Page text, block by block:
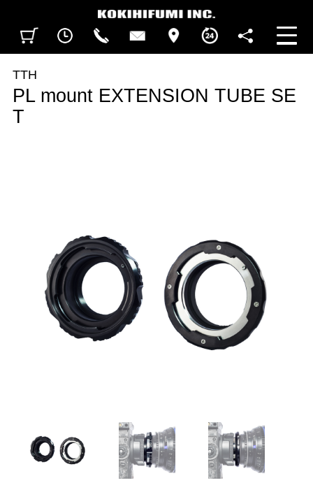
BUSINESS HOURS
FOLLOW US
TTH
PL mount EXTENSION TUBE SE
T